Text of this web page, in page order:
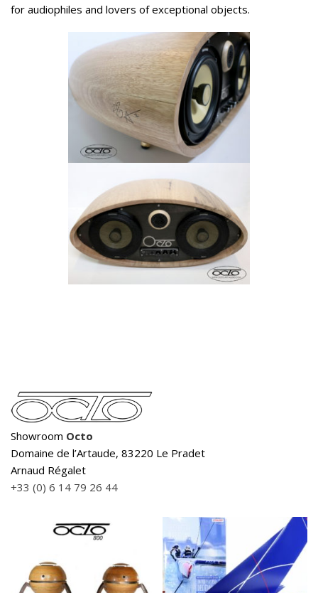
for audiophiles and lovers of exceptional objects.
Showroom Octo
Domaine de l’Artaude, 83220 Le Pradet
Arnaud Régalet
+33 (0) 6 14 79 26 44